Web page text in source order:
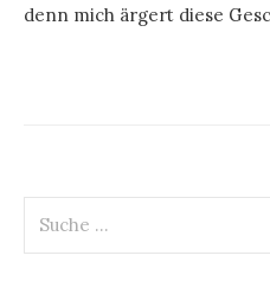
denn mich ärgert diese
c